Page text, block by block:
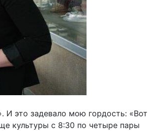
И это задевало мою гордость: «Вот
культуры с 8:30 по четыре пары